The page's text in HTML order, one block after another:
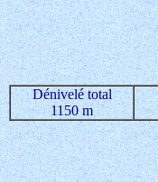
Dénivelé total
1150 m